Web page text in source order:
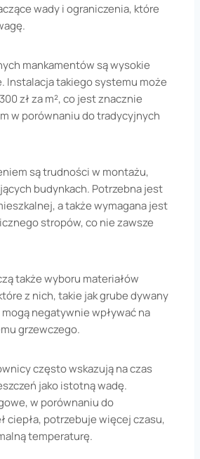
wady i ograniczenia, które
mankamentów są wysokie
Instalacja takiego systemu może
zł za m², co jest znacznie
w porównaniu do tradycyjnych
są trudności w montażu,
budynkach. Potrzebna jest
a także wymagana jest
stropów, co nie zawsze
także wyboru materiałów
z nich, takie jak grube dywany
negatywnie wpływać na
grzewczego.
często wskazują na czas
jako istotną wadę.
w porównaniu do
ciepła, potrzebuje więcej czasu,
temperaturę.